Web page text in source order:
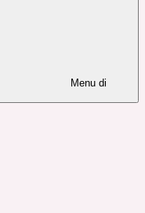
Menu di